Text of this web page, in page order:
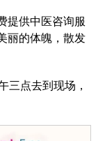
提供中医咨询服
丽的体魄，散发
三点去到现场，